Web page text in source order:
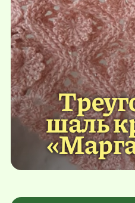
шаль